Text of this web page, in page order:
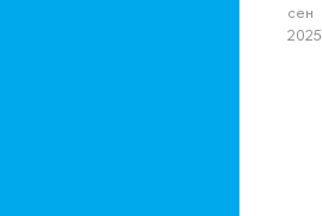
сен
2025